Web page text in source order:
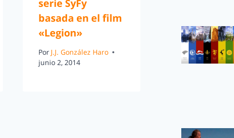
serie SyFy
basada en el film
«Legion»
Por J.J. González Haro
junio 2, 2014